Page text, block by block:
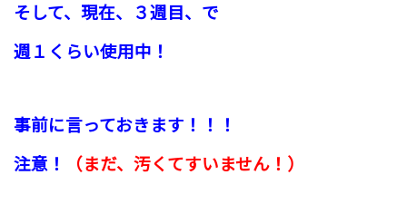
そして、現在、 ３週目、で
週１くらい使用中！
事前に言っておきます！！！
注意！
（まだ、汚くてすいません！）